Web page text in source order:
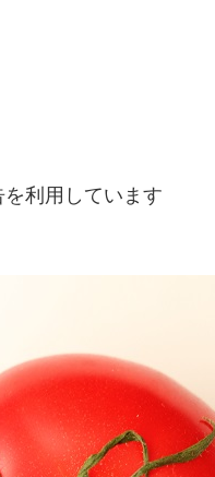
利用しています